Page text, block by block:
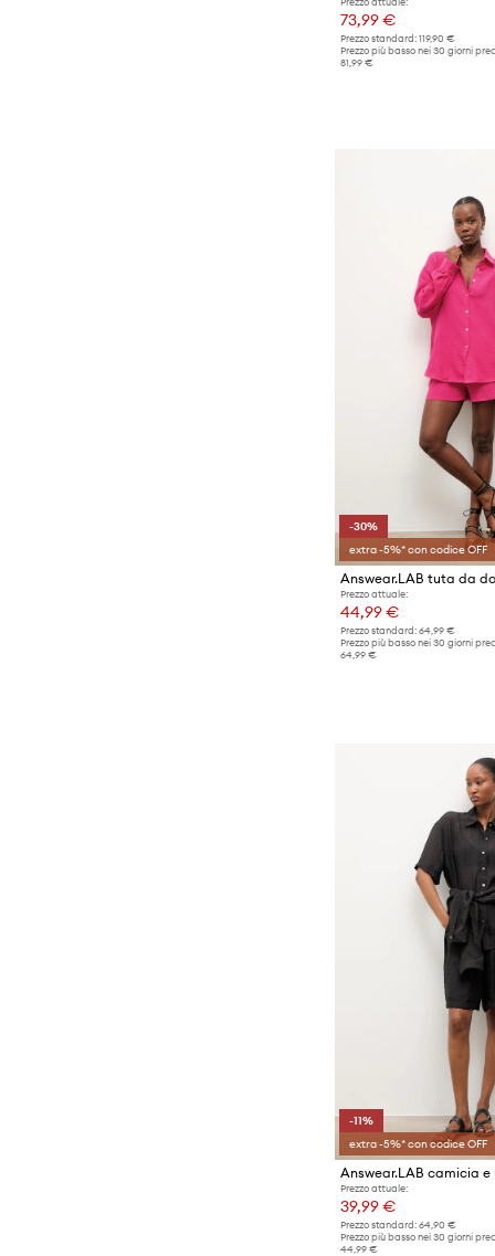
73,99 €
Prezzo standard: 119,90 €
Prezzo più basso nei 30 giorni
81,99 €
-30%
extra -5%* con codice OFF
Answear.LAB tuta da
Prezzo attuale:
44,99 €
Prezzo standard: 64,99 €
Prezzo più basso nei 30 giorni
64,99 €
-11%
extra -5%* con codice OFF
Answear.LAB camicia
Prezzo attuale:
39,99 €
Prezzo standard: 64,90 €
Prezzo più basso nei 30 giorni
44,99 €